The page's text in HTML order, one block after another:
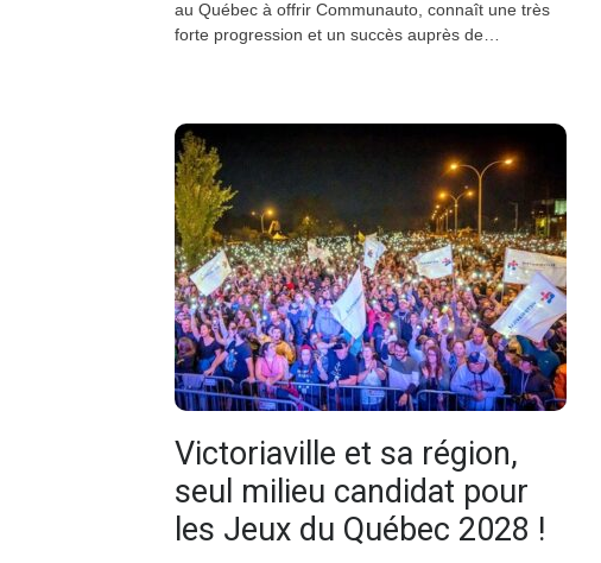
au Québec à offrir Communauto, connaît une très
forte progression et un succès auprès de…
Victoriaville et sa région,
seul milieu candidat pour
les Jeux du Québec 2028 !